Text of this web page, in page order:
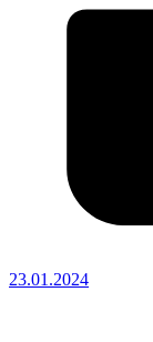
23.01.2024